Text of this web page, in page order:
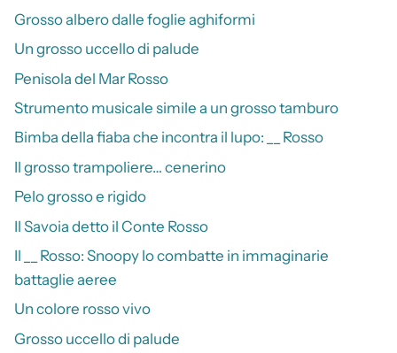
Grosso albero dalle foglie aghiformi
Un grosso uccello di palude
Penisola del Mar Rosso
Strumento musicale simile a un grosso tamburo
Bimba della fiaba che incontra il lupo: __ Rosso
Il grosso trampoliere… cenerino
Pelo grosso e rigido
Il Savoia detto il Conte Rosso
Il __ Rosso: Snoopy lo combatte in immaginarie
battaglie aeree
Un colore rosso vivo
Grosso uccello di palude